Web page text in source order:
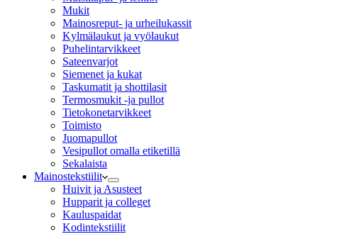
Mukit
Mainosreput- ja urheilukassit
Kylmälaukut ja vyölaukut
Puhelintarvikkeet
Sateenvarjot
Siemenet ja kukat
Taskumatit ja shottilasit
Termosmukit -ja pullot
Tietokonetarvikkeet
Toimisto
Juomapullot
Vesipullot omalla etiketillä
Sekalaista
Mainostekstiilit
Huivit ja Asusteet
Hupparit ja colleget
Kauluspaidat
Kodintekstiilit